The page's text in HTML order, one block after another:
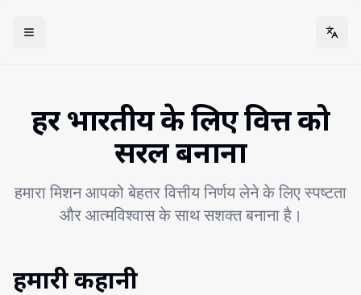
Open menu
हर भारतीय के लिए वित्त को
सरल बनाना
हमारा मिशन आपको बेहतर वित्तीय निर्णय लेने के लिए स्पष्टता
और आत्मविश्वास के साथ सशक्त बनाना है।
हमारी कहानी